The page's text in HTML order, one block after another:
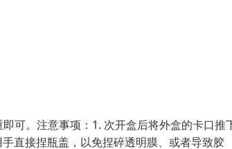
可。注意事项：1. 次开盒后将外盒的卡口推
直接捏瓶盖，以免捏碎透明膜、或者导致胶